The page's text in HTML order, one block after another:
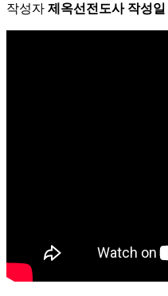
작성자 제옥선전도사 작성일